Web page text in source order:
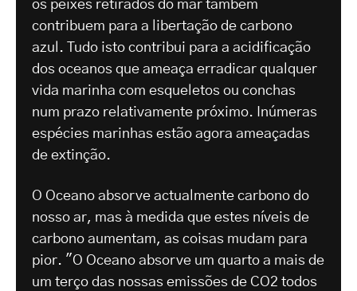
os peixes retirados do mar também
contribuem para a libertação de carbono
azul. Tudo isto contribui para a acidificação
dos oceanos que ameaça erradicar qualquer
vida marinha com esqueletos ou conchas
num prazo relativamente próximo. Inúmeras
espécies marinhas estão agora ameaçadas
de extinção.
O Oceano absorve actualmente carbono do
nosso ar, mas à medida que estes níveis de
carbono aumentam, as coisas mudam para
pior. "O Oceano absorve um quarto a mais de
um terço das nossas emissões de CO2 todos